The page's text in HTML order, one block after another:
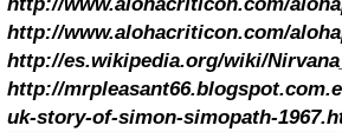
http://www.alohacriticon.com/
http://www.alohacriticon.com/
http://es.wikipedia.org/wiki/
http://
uk-story-of-simon-simopath-